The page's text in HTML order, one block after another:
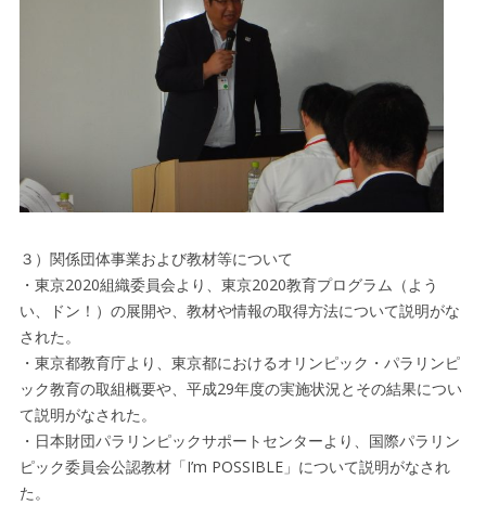
３）関係団体事業および教材等について
・東京2020組織委員会より、東京2020教育プログラム（よう
い、ドン！）の展開や、教材や情報の取得方法について説明がな
された。
・東京都教育庁より、東京都におけるオリンピック・パラリンピ
ック教育の取組概要や、平成29年度の実施状況とその結果につい
て説明がなされた。
・日本財団パラリンピックサポートセンターより、国際パラリン
ピック委員会公認教材「I’m POSSIBLE」について説明がなされ
た。